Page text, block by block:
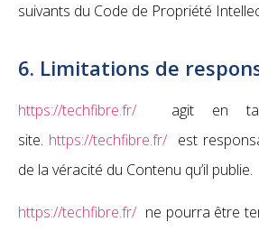
suivants du Code de Propriété
6. Limitations de
https://techfibre.fr/ agit en tant
site. https://techfibre.fr/est
de la véracité du Contenu qu’il publie.
https://techfibre.fr/ ne pourra être